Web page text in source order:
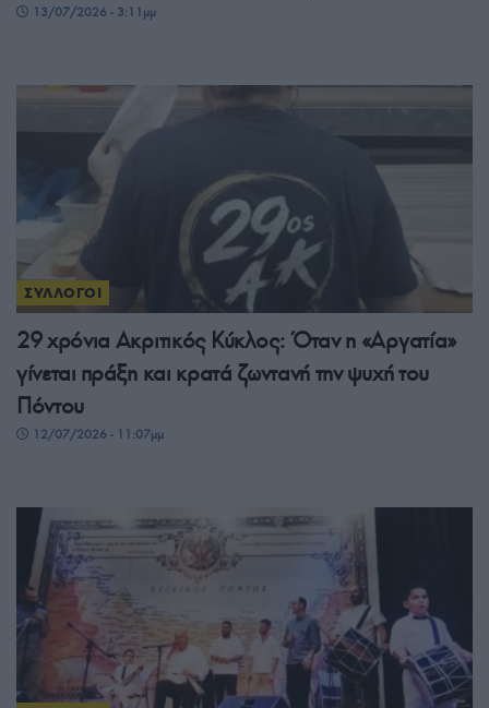
13/07/2026 - 3:11μμ
ΣΥΛΛΟΓΟΙ
29 χρόνια Ακριτικός Κύκλος: Όταν η «Αργατία»
γίνεται πράξη και κρατά ζωντανή την ψυχή του
Πόντου
12/07/2026 - 11:07μμ